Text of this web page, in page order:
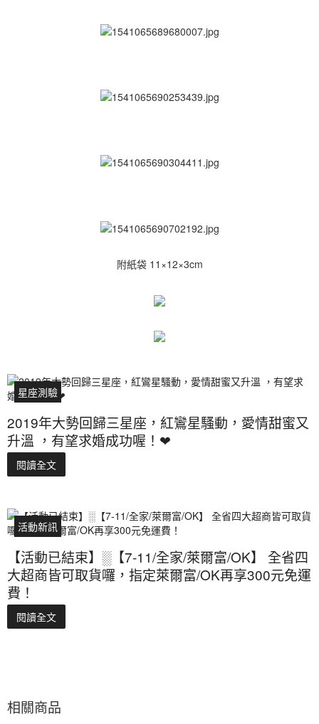
附紙袋 11×12×3cm
星座測驗
2019年大勢回歸三星座，紅鸞星騷動，愛情甜蜜又
升溫 ，有望求婚成功喔！❤
閱讀全文
活動新訊
【活動已結束】░【7-11/全家/萊爾富/OK】 全省四
大超商皆可取貨囉，指定萊爾富/OK再享300元免運
費！
閱讀全文
相關商品